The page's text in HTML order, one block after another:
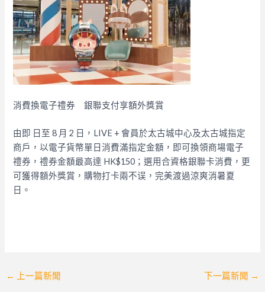
消費換電子禮券 銀聯支付享額外獎賞
由即 日至 8 月 2 日，LIVE + 會員於太古城中心及太古城指定
商戶，以電子貨幣單日消費滿指定金額，即可換領商場電子
禮券，禮券金額最高達 HK$150；選用合資格銀聯卡消費，更
可獲得額外獎賞，購物打卡兩不误，完美渡過涼爽消暑夏
日。
Post
← 上一篇新聞 下一篇新聞 →